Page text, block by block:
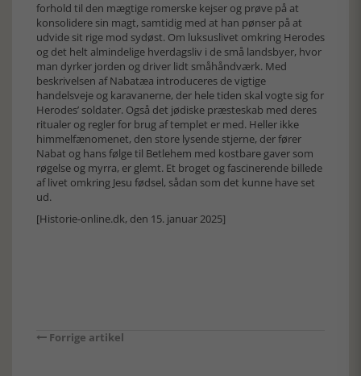
forhold til den mægtige romerske kejser og prøve på at
konsolidere sin magt, samtidig med at han pønser på at
udvide sit rige mod sydøst. Om luksuslivet omkring Herodes
og det helt almindelige hverdagsliv i de små landsbyer, hvor
man dyrker jorden og driver lidt småhåndværk. Med
beskrivelsen af Nabatæa introduceres de vigtige
handelsveje og karavanerne, der hele tiden skal vogte sig for
Herodes’ soldater. Også det jødiske præsteskab med deres
ritualer og regler for brug af templet er med. Heller ikke
himmelfænomenet, den store lysende stjerne, der fører
Nabat og hans følge til Betlehem med kostbare gaver som
røgelse og myrra, er glemt. Et broget og fascinerende billede
af livet omkring Jesu fødsel, sådan som det kunne have set
ud.
[Historie-online.dk, den 15. januar 2025]
Forrige artikel